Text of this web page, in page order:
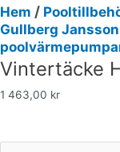
Hem /
Gullberg Jansson
Vintertäcke
1 463,00 kr